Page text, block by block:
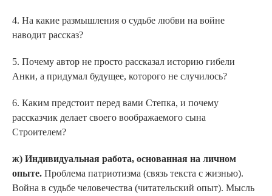
4. На какие размышления о судьбе любви на войне
наводит рассказ?
5. Почему автор не просто рассказал историю гибели
Анки, а придумал будущее, которого не случилось?
6. Каким предстоит перед вами Степка, и почему
рассказчик делает своего воображаемого сына
Строителем?
ж) Индивидуальная работа, основанная на личном
опыте. Проблема патриотизма (связь текста с жизнью).
Война в судьбе человечества (читательский опыт). Мысль